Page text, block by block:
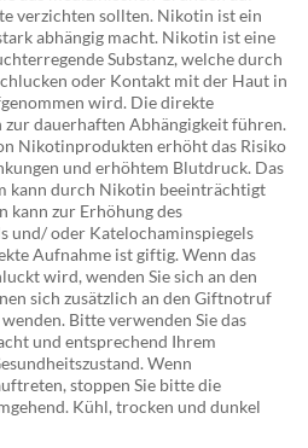
verzichten sollten. Nikotin ist ein
abhängig macht. Nikotin ist eine
Substanz, welche durch
oder Kontakt mit der Haut in
wird. Die direkte
zur dauerhaften Abhängigkeit führen.
Nikotinprodukten erhöht das Risiko
und erhöhtem Blutdruck. Das
kann durch Nikotin beeinträchtigt
kann zur Erhöhung des
und/ oder Katelochaminspiegels
Aufnahme ist giftig. Wenn das
wird, wenden Sie sich an den
sich zusätzlich an den Giftnotruf
Bitte verwenden Sie das
und entsprechend Ihrem
Wenn
stoppen Sie bitte die
Kühl, trocken und dunkel